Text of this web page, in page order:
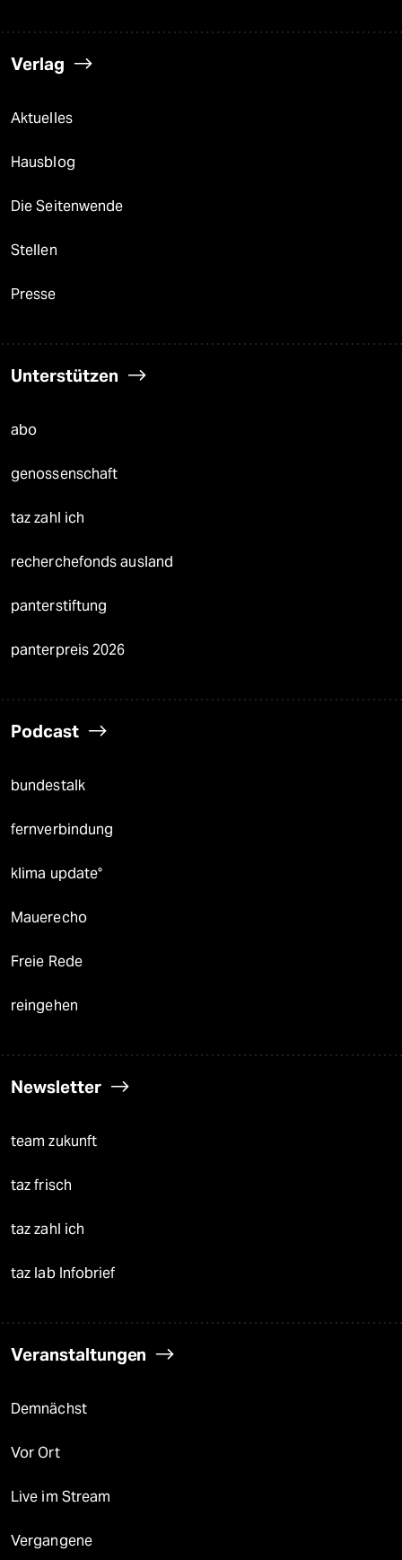
Verlag
Aktuelles
Hausblog
Die Seitenwende
Stellen
Presse
Unterstützen
abo
genossenschaft
taz zahl ich
recherchefonds ausland
panterstiftung
panterpreis 2026
Podcast
bundestalk
fernverbindung
klima update°
Mauerecho
Freie Rede
reingehen
Newsletter
team zukunft
taz frisch
taz zahl ich
taz lab Infobrief
Veranstaltungen
Demnächst
Vor Ort
Live im Stream
Vergangene